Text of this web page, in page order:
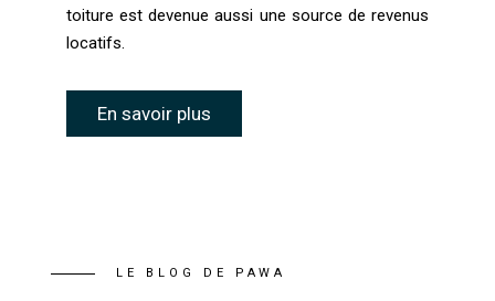
toiture est devenue aussi une source de revenus
locatifs.
En savoir plus
LE BLOG DE PAWA